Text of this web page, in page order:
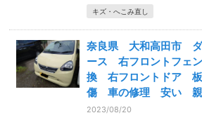
キズ・へこみ直し
奈良県 大和高田市
ース 右フロントフェ
換 右フロントドア
傷 車の修理 安い
2023/08/20